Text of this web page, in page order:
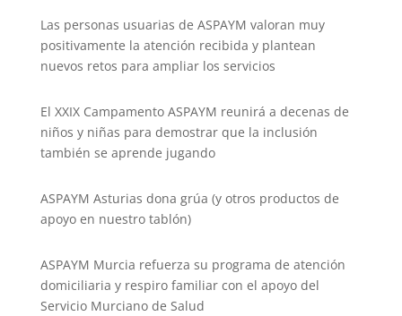
Las personas usuarias de ASPAYM valoran muy
positivamente la atención recibida y plantean
nuevos retos para ampliar los servicios
El XXIX Campamento ASPAYM reunirá a decenas de
niños y niñas para demostrar que la inclusión
también se aprende jugando
ASPAYM Asturias dona grúa (y otros productos de
apoyo en nuestro tablón)
ASPAYM Murcia refuerza su programa de atención
domiciliaria y respiro familiar con el apoyo del
Servicio Murciano de Salud